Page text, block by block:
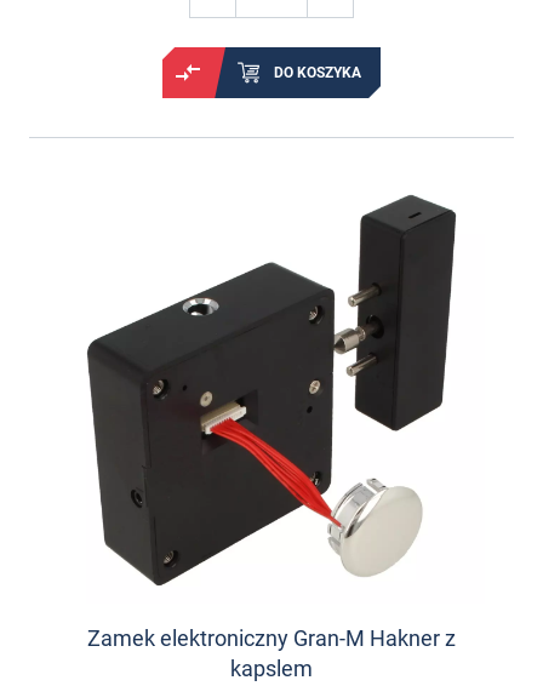
DO KOSZYKA
Zamek elektroniczny Gran-M Hakner z
kapslem